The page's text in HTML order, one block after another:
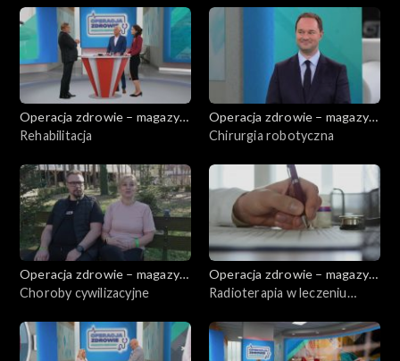
Operacja zdrowie – magazyn
medyczny
Rehabilitacja
Operacja zdrowie – magazyn
medyczny
Chirurgia robotyczna
Operacja zdrowie – magazyn
medyczny
Choroby cywilizacyjne
Operacja zdrowie – magazyn
medyczny
Radioterapia w leczeniu